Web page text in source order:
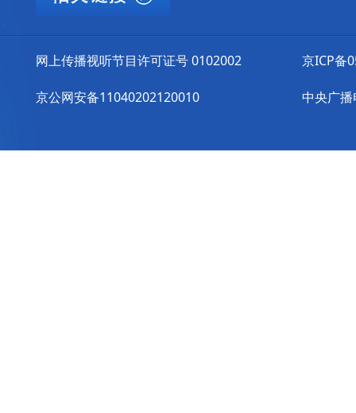
网上传播视听节目许可证号 0102002
京公网安备11040202120010
京ICP备
中央广